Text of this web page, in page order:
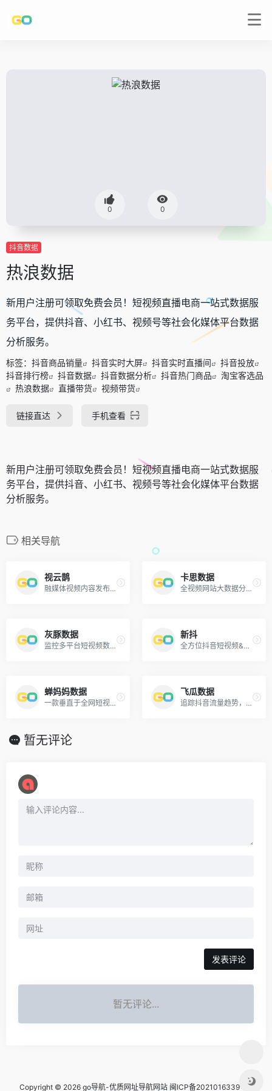
0 0
抖音数据
热浪数据
新用户注册可领取免费会员！短视频直播电商一站式数据服
务平台，提供抖音、小红书、视频号等社会化媒体平台数据
分析服务。
标签： 抖音商品销量 抖音实时大屏 抖音实时直播间
抖音投放
抖音排行榜
抖音数据 抖音数据分析 抖音热门商品
淘宝客选品
热浪数据
直播带货 视频带货
链接直达 手机查看
新用户注册可领取免费会员！短视频直播电商一站式数据服
务平台，提供抖音、小红书、视频号等社会化媒体平台数据
分析服务。
相关导航
视云鹊
融媒体视频内容发布平台SAAS服务提供商。
卡思数据
全视频网站大数据分析平台，如：抖音、快手等。
灰豚数据
监控多平台短视频数据、直播及销售数据，助力账号内容定位、带货选品、广告投放等
新抖
全方位抖音短视频&直播电商数据分析工具。
蝉妈妈数据
一款垂直于全网短视频电商的数据服务平台。
飞瓜数据
追踪抖音流量趋势，提供热门视频、音乐、爆款商品及优质账号分析。
暂无评论
暂无评论...
Copyright © 2026 go导航-优质网址导航网站 闽ICP备2021016339号